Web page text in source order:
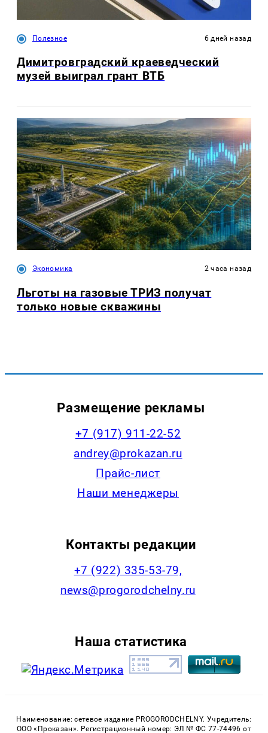
Полезное 6 дней назад
Димитровградский краеведческий
музей выиграл грант ВТБ
Экономика 2 часа назад
Льготы на газовые ТРИЗ получат
только новые скважины
Размещение рекламы
+7 (917) 911-22-52
andrey@prokazan.ru
Прайс-лист
Наши менеджеры
Контакты редакции
+7 (922) 335-53-79,
news@progorodchelny.ru
Наша статистика
Наименование: сетевое издание PROGORODCHELNY. Учредитель:
ООО «Проказан». Регистрационный номер: ЭЛ № ФС 77-74496 от